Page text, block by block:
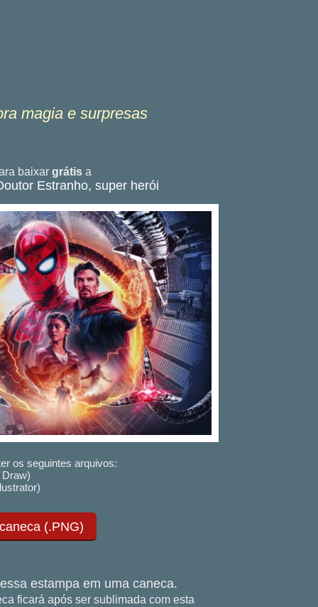
magia e surpresas
baixar grátis a
Estranho, super herói
os seguintes arquivos:
(.PNG)
estampa em uma caneca.
ficará após ser sublimada com esta